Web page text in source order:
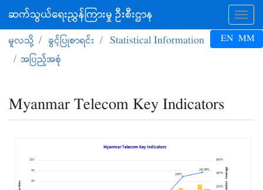
ဆက်သွယ်ရေးညွှန်ကြားမှု ဦးစီးဌာန
EN MM
မူလသို့ ခွင့်ပြုစာရင်း
Statistical Information
အပြည့်အစုံ
Myanmar Telecom Key Indicators